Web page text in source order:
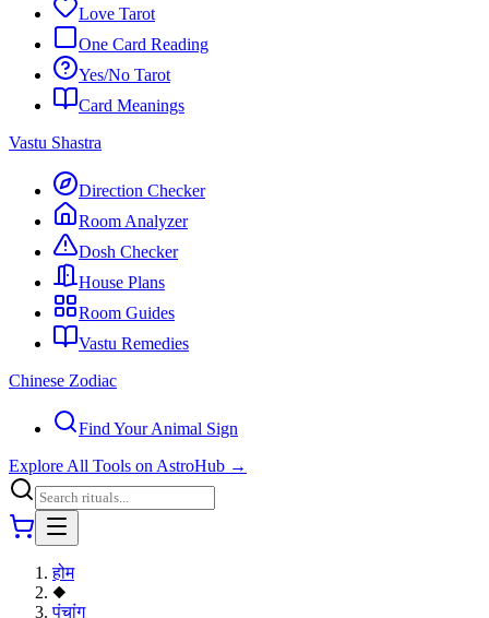
Love Tarot
One Card Reading
Yes/No Tarot
Card Meanings
Vastu Shastra
Direction Checker
Room Analyzer
Dosh Checker
House Plans
Room Guides
Vastu Remedies
Chinese Zodiac
Find Your Animal Sign
Explore All Tools on AstroHub →
होम
◆
पंचांग